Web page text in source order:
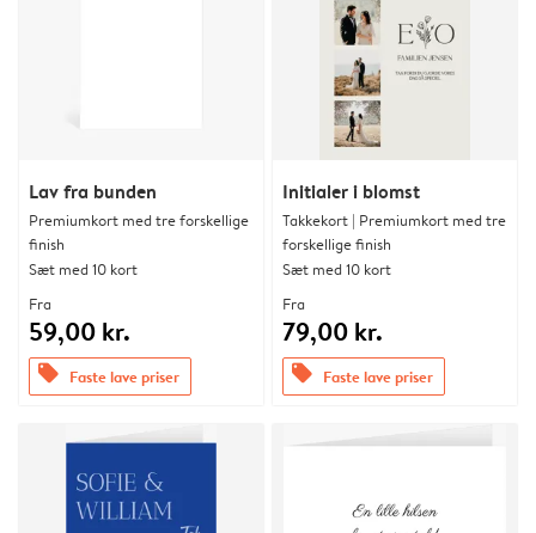
Lav fra bunden
Premiumkort med tre forskellige
finish
Sæt med 10 kort
Fra
59,00 kr.
offers Faste lave priser
Initialer i blomst
Takkekort | Premiumkort med tre
forskellige finish
Sæt med 10 kort
Fra
79,00 kr.
offers Faste lave priser